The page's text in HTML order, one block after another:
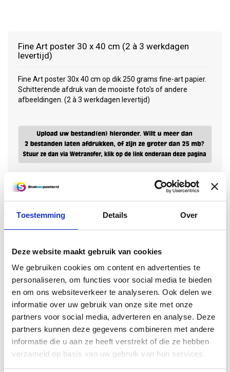
Toestemming Details Over
Deze website maakt gebruik van cookies
We gebruiken cookies om content en advertenties te
personaliseren, om functies voor social media te bieden
en om ons websiteverkeer te analyseren. Ook delen we
informatie over uw gebruik van onze site met onze
partners voor social media, adverteren en analyse. Deze
partners kunnen deze gegevens combineren met andere
informatie die u aan ze heeft verstrekt of die ze hebben
verzameld op basis van uw gebruik van hun services.
Fine Art poster 30 x 40 cm (2 à 3 werkdagen
levertijd)
Fine Art poster 30x 40 cm op dik 250 grams fine-art papier.
Schitterende afdruk van de mooiste foto's of andere
afbeeldingen. (2 à 3 werkdagen levertijd)
Upload:
Koop 4 voor €6,85 per stuk en bespaar 5%
Koop 8 voor €5,90 per stuk en bespaar 18%
Koop 12 voor €5,75 per stuk en bespaar 20%
Koop 24 voor €5,65 per stuk en bespaar 22%
€7,20
Excl. btw
Toevoegen aan winkelwagen